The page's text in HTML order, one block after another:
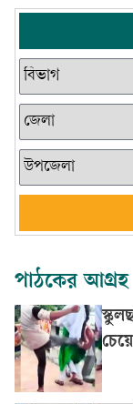
পাঠকের আগ্রহ